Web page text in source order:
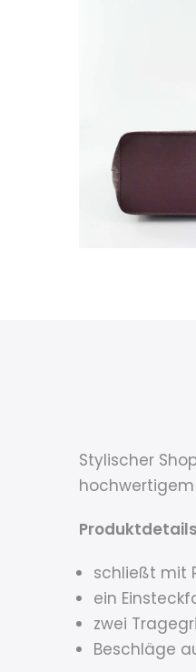
Stylischer
Produktdetails
schließt mit
ein
zwei
Beschläge